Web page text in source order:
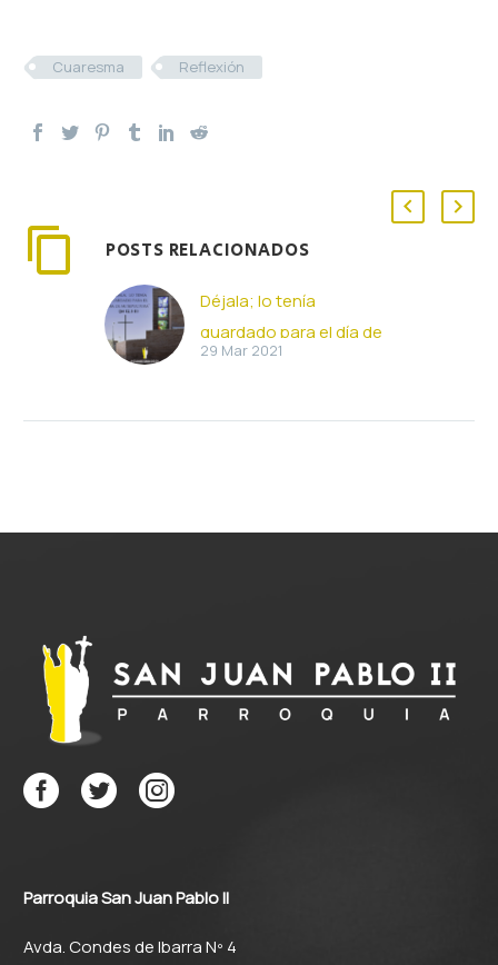
Cuaresma Reflexión
POSTS RELACIONADOS
Déjala; lo tenía
guardado para el día de
mi sepultura (29-03-
Déjala; lo tenía
29 Mar 2021
Parroquia San Juan Pablo II
Avda. Condes de Ibarra Nº 4